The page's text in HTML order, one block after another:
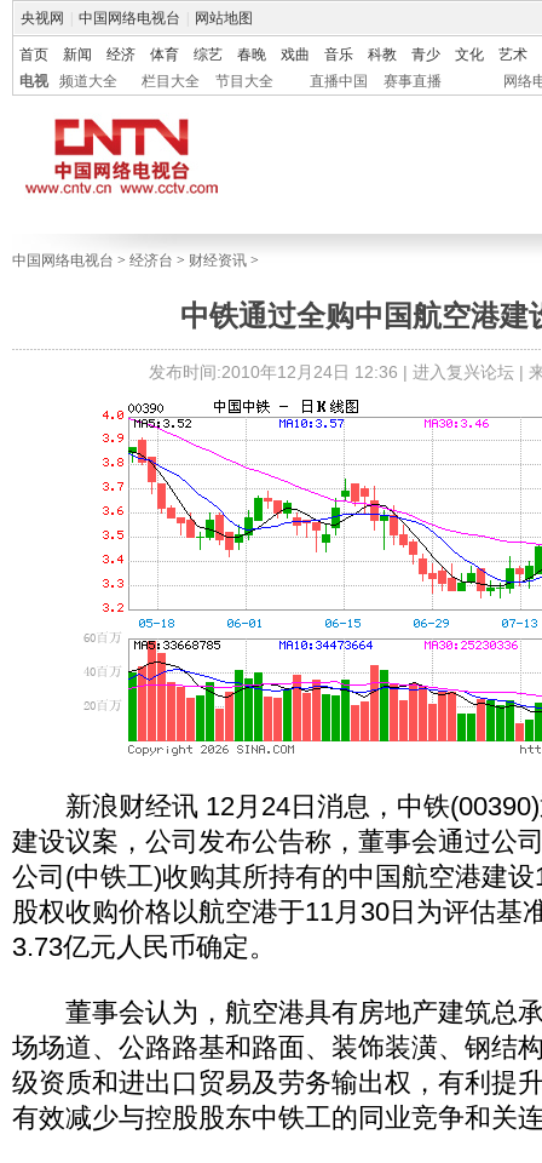
央视网 中国网络电视台 网站地图
首页 新闻 经济 体育 综艺 春晚 戏曲 音乐 科教 青少 文化
艺术
电视
频道大全 栏目大全 节目大全 直播中国 赛事直播 网络
中国网络电视台 > 经济台 > 财经资讯 >
中铁通过全购中国航空港建
发布时间:2010年12月24日 12:36 | 进入复兴论坛|
新浪财经讯 12月24日消息，中铁(00390)
建设议案，公司发布公告称，董事会通过公
公司(中铁工)收购其所持有的中国航空港建
股权收购价格以航空港于11月30日为评估基
3.73亿元人民币确定。
董事会认为，航空港具有房地产建筑总
场场道、公路路基和路面、装饰装潢、钢结
级资质和进出口贸易及劳务输出权，有利提
有效减少与控股股东中铁工的同业竞争和关